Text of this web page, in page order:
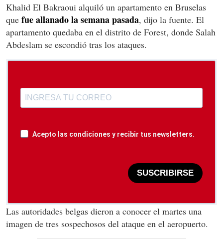
Khalid El Bakraoui alquiló un apartamento en Bruselas
que fue allanado la semana pasada, dijo la fuente. El
apartamento quedaba en el distrito de Forest, donde Salah
Abdeslam se escondió tras los ataques.
Acepto las condiciones y recibir tus newsletters.
SUSCRIBIRSE
Las autoridades belgas dieron a conocer el martes una
imagen de tres sospechosos del ataque en el aeropuerto.